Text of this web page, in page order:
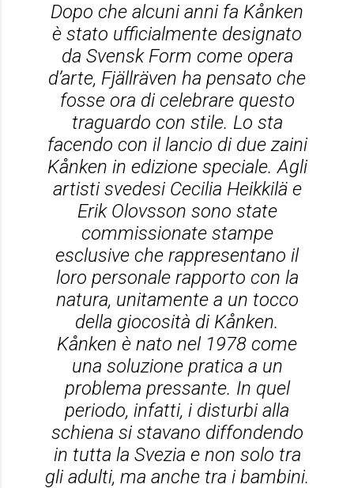
Dopo che alcuni anni fa Kånken
è stato ufficialmente designato
da Svensk Form come opera
d’arte, Fjällräven ha pensato che
fosse ora di celebrare questo
traguardo con stile. Lo sta
facendo con il lancio di due zaini
Kånken in edizione speciale. Agli
artisti svedesi Cecilia Heikkilä e
Erik Olovsson sono state
commissionate stampe
esclusive che rappresentano il
loro personale rapporto con la
natura, unitamente a un tocco
della giocosità di Kånken.
Kånken è nato nel 1978 come
una soluzione pratica a un
problema pressante. In quel
periodo, infatti, i disturbi alla
schiena si stavano diffondendo
in tutta la Svezia e non solo tra
gli adulti, ma anche tra i bambini.